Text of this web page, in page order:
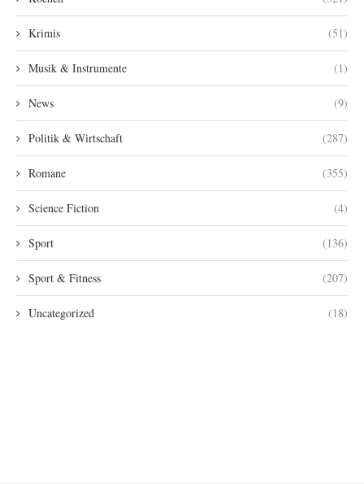
Krimis (51)
Musik & Instrumente (1)
News (9)
Politik & Wirtschaft (287)
Romane (355)
Science Fiction (4)
Sport (136)
Sport & Fitness (207)
Uncategorized (18)